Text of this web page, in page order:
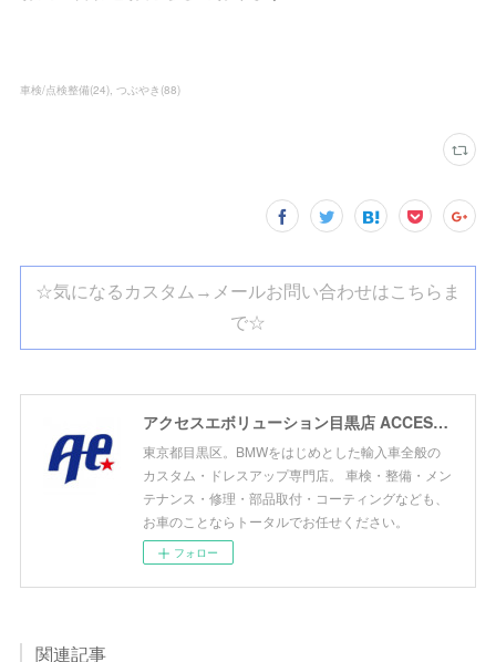
車検/点検整備(24) つぶやき (88)
☆気になるカスタム→メールお問い合わせはこちらま
で☆
アクセスエボリューション目黒店 ACCESS EVOLUTION MEGURO
東京都目黒区。BMWをはじめとした輸入車全般の
カスタム・ドレスアップ専門店。 車検・整備・メン
テナンス・修理・部品取付・コーティングなども、
お車のことならトータルでお任せください。
フォロー
関連記事